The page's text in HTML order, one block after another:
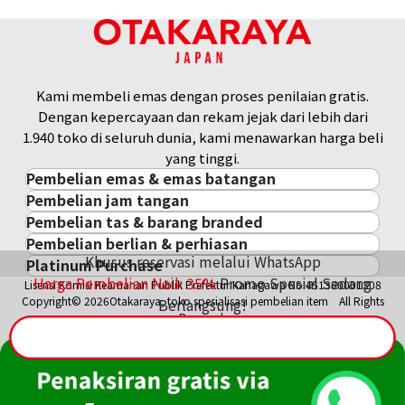
Khusus reservasi melalui WhatsApp
Harga Pembelian Naik35%Promo Spesial Sedang
Berlangsung!
Kami membeli emas dengan proses penilaian gratis.
Dengan kepercayaan dan rekam jejak dari lebih dari
1.940 toko di seluruh dunia, kami menawarkan harga beli
yang tinggi.
Pembelian emas & emas batangan
Pembelian emas & emas batangan
Emas Batangan / Gold Bar
Koin Emas
Harga Pasar Emas / Kurs Emas
Aksesoris Emas
Cincin Emas
Pembelian jam tangan
Pembelian jam tangan
ROLEX
PATEK PHILIPPE
AUDEMARS PIGUET
VACHERON CONSTANTIN
BREGUEST
Pembelian tas & barang branded
Pembelian tas & barang branded
Cartier
LOUIS VUITTON
Hermès
CELINE
Fendi
Pembelian berlian & perhiasan
Pembelian berlian & perhiasan
Berlian
Zamrud
Rubi
Platinum Purchase
Platinum
Lisensi Komisi Keamanan Publik Prefektur Kanagawa No.451380001308
Copyright© 2026Otakaraya, toko spesialisasi pembelian item All Rights
Reserved.